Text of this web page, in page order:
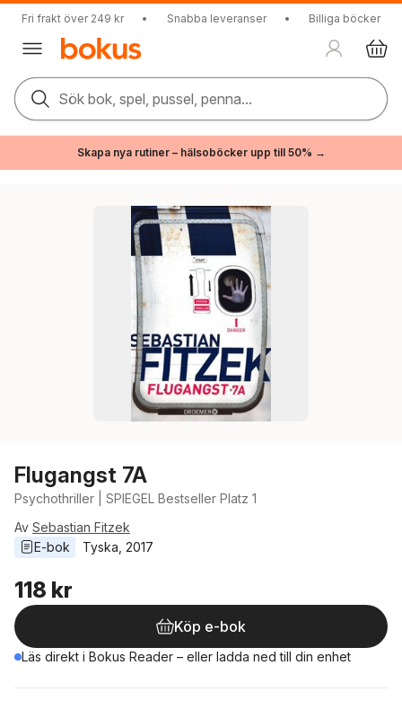
Fri frakt över 249 kr • Snabba leveranser • Billiga böcker
Sök bok, spel, pussel, penna...
Skapa nya rutiner – hälsoböcker upp till 50% →
Flugangst 7A
Psychothriller | SPIEGEL Bestseller Platz 1
Av Sebastian Fitzek
E-bok
Tyska 2017
118 kr
Köp e-bok
Läs direkt i Bokus Reader – eller ladda ned till din enhet